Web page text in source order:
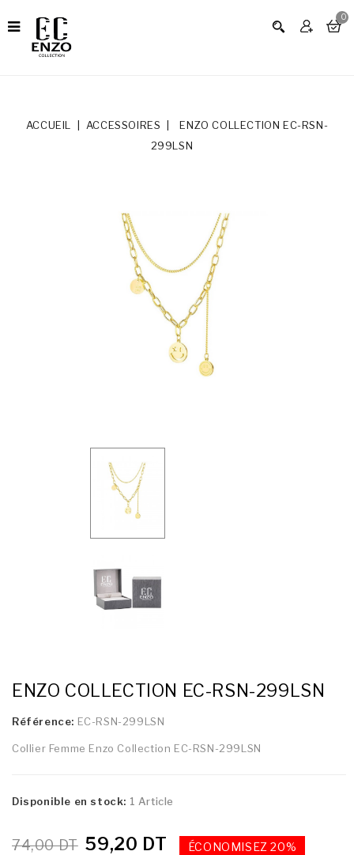
0
ACCUEIL ACCESSOIRES
ENZO COLLECTION EC-RSN-
299LSN
ENZO COLLECTION EC-RSN-299LSN
Référence: EC-RSN-299LSN
Collier Femme Enzo Collection EC-RSN-299LSN
Disponible en stock: 1 Article
74,00 DT 59,20 DT ÉCONOMISEZ 20%